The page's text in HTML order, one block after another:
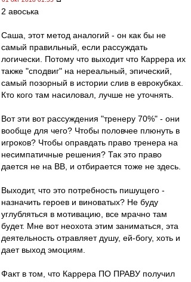
2 авоська
Саша, этот метод аналогий - он как бы не
самый правильный, если рассуждать
логически. Потому что выходит что Каррера их
также "сподвиг" на нереальный, эпический,
самый позорный в истории слив в еврокубках.
Кто кого там насиловал, лучше не уточнять.
Вот эти вот рассуждения "тренеру 70%" - они
вообще для чего? Чтобы половчее плюнуть в
игроков? Чтобы оправдать право тренера на
несимпатичные решения? Так это право
дается не на ВВ, и отбирается тоже не здесь.
Выходит, что это потребность пишущего -
назначить героев и виноватых? Не буду
углубляться в мотивацию, все мрачно там
будет. Мне вот неохота этим заниматься, эта
деятельность отравляет душу, ей-богу, хоть и
дает выход эмоциям.
Факт в том, что Каррера ПО ПРАВУ получил